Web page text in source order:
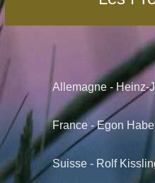
Allemagne - Heinz-
France - Egon Habe
Suisse - Rolf